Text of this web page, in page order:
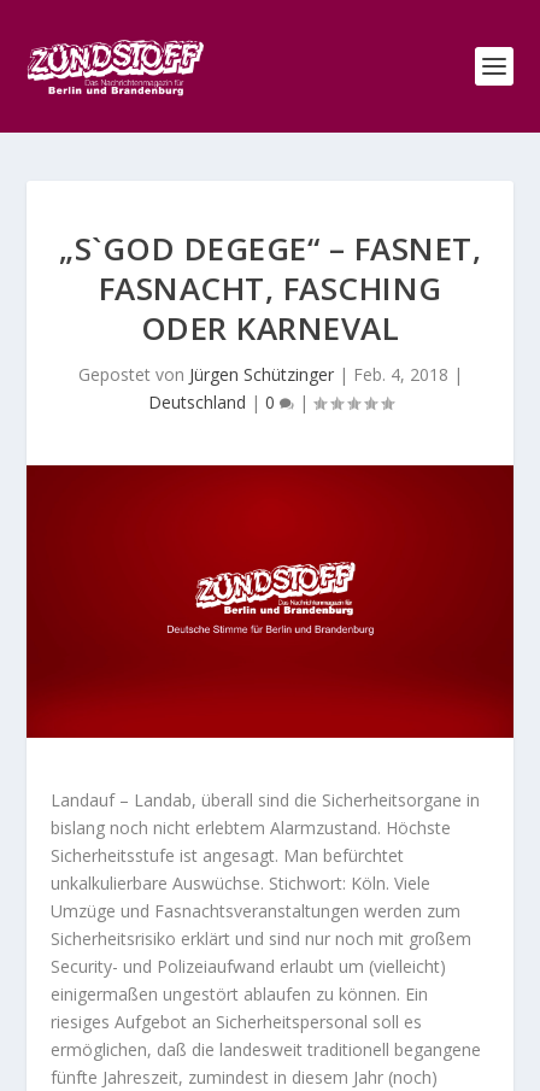
„S`GOD DEGEGE“ – FASNET,
FASNACHT, FASCHING
ODER KARNEVAL
Gepostet von Jürgen Schützinger| Feb. 4, 2018 |
Deutschland | 0 |
Landauf – Landab, überall sind die Sicherheitsorgane in
bislang noch nicht erlebtem Alarmzustand. Höchste
Sicherheitsstufe ist angesagt. Man befürchtet
unkalkulierbare Auswüchse. Stichwort: Köln. Viele
Umzüge und Fasnachtsveranstaltungen werden zum
Sicherheitsrisiko erklärt und sind nur noch mit großem
Security- und Polizeiaufwand erlaubt um (vielleicht)
einigermaßen ungestört ablaufen zu können. Ein
riesiges Aufgebot an Sicherheitspersonal soll es
ermöglichen, daß die landesweit traditionell begangene
fünfte Jahreszeit, zumindest in diesem Jahr (noch)